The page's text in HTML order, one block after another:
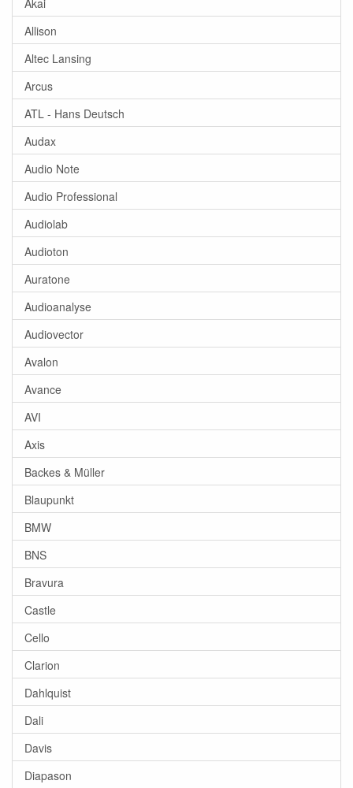
Allison
Altec Lansing
Arcus
ATL - Hans Deutsch
Audax
Audio Note
Audio Professional
Audiolab
Audioton
Auratone
Audioanalyse
Audiovector
Avalon
Avance
AVI
Axis
Backes & Müller
Blaupunkt
BMW
BNS
Bravura
Castle
Cello
Clarion
Dahlquist
Dali
Davis
Diapason